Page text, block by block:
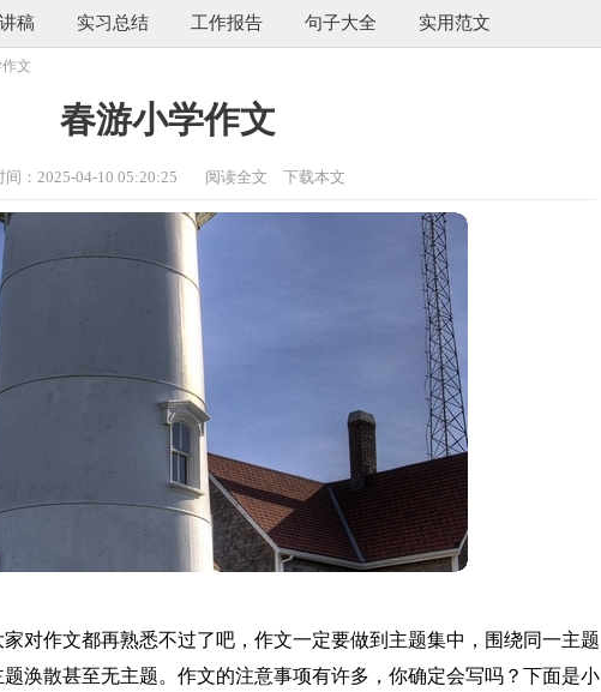
稿 实习总结 工作报告 句子大全 实用范文
文
春游小学作文
间：2025-04-10 05:20:25 阅读全文 下载本文
对作文都再熟悉不过了吧，作文一定要做到主题集中，围绕同一主题
涣散甚至无主题。作文的注意事项有许多，你确定会写吗？下面是小